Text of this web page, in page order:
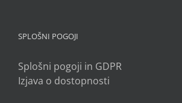
SPLOŠNI POGOJI
Splošni pogoji in GDPR
Izjava o dostopnosti